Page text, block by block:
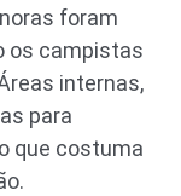
foram
os campistas
internas,
para
que costuma